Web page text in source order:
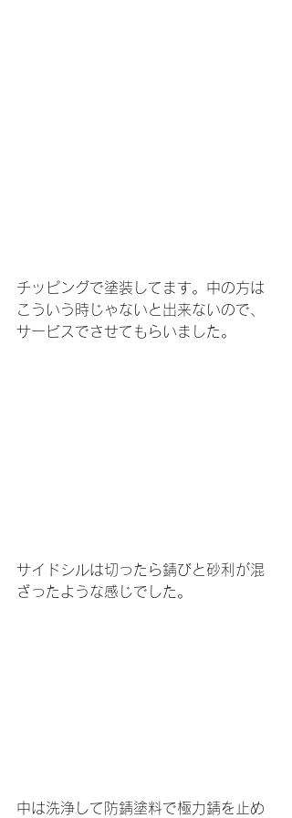
チッピングで塗装してます。中の方は
こういう時じゃないと出来ないので、
サービスでさせてもらいました。
サイドシルは切ったら錆びと砂利が混
ざったような感じでした。
中は洗浄して防錆塗料で極力錆を止め